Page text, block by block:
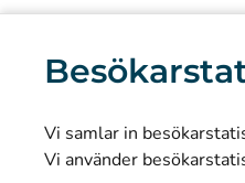
Vi samlar in
Vi använder
Forskning och
Dataskydd och